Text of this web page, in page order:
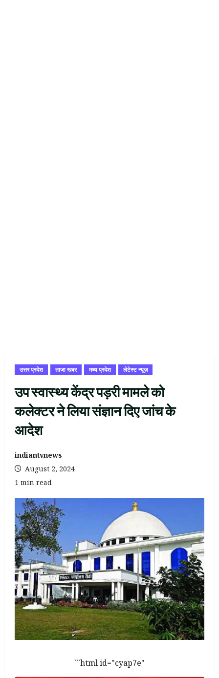
उत्तर प्रदेश ताजा खबर मध्य प्रदेश लेटेस्ट न्यूज़
उप स्वास्थ्य केंद्र पड़री मामले को
कलेक्टर ने लिया संज्ञान दिए जांच के
आदेश
indiantvnews
August 2, 2024
1 min read
```html id="cyap7e"